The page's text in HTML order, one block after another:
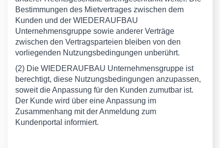
Bestimmungen des Mietvertrages zwischen dem
Kunden und der WIEDERAUFBAU
Unternehmensgruppe sowie anderer Verträge
zwischen den Vertragsparteien bleiben von den
vorliegenden Nutzungsbedingungen unberührt.
(2) Die WIEDERAUFBAU Unternehmensgruppe ist
berechtigt, diese Nutzungsbedingungen anzupassen,
soweit die Anpassung für den Kunden zumutbar ist.
Der Kunde wird über eine Anpassung im
Zusammenhang mit der Anmeldung zum
Kundenportal informiert.